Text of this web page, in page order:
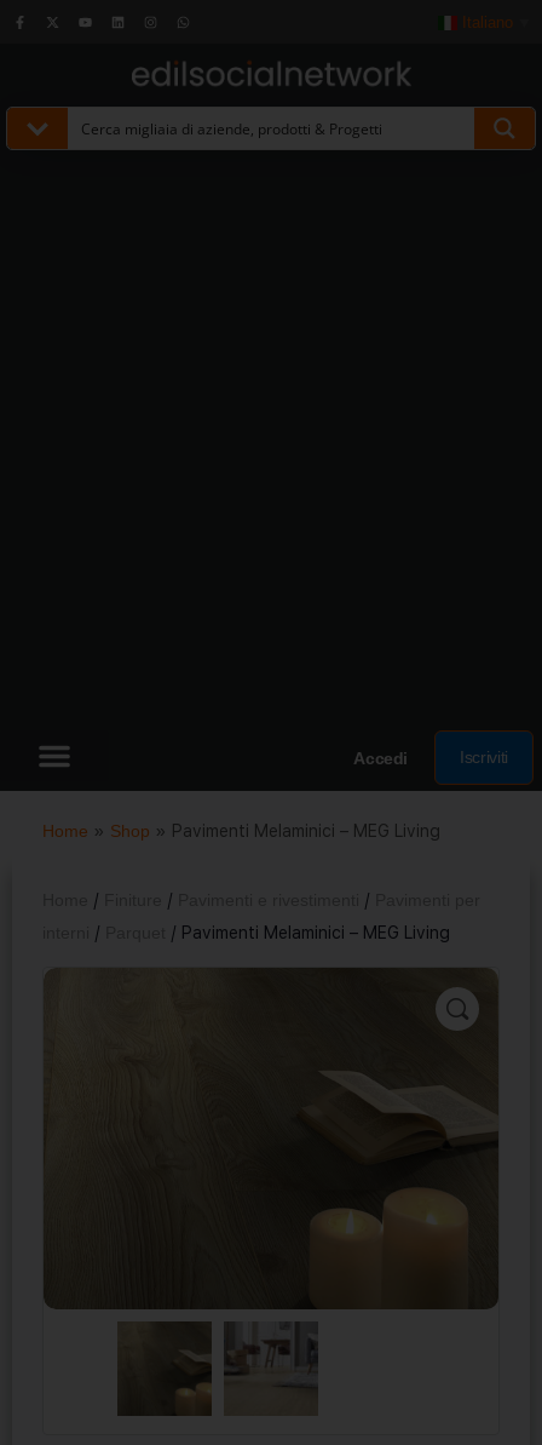
Italiano
Accedi Iscriviti
Home » Shop » Pavimenti Melaminici – MEG Living
/ / /
/ / Pavimenti Melaminici – MEG Living